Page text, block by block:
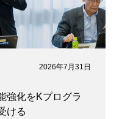
2026年7月31日
強化をKプログラ
ける